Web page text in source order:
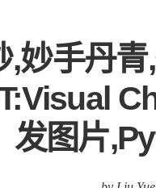
,妙手丹
发图片